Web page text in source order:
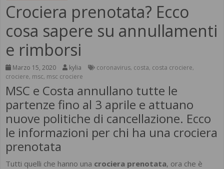
Crociera prenotata? Ecco
cosa sapere su annullamenti
e rimborsi
Marzo 15, 2020 kylia coronavirus, costa, costa crociere,
crociere, msc, msc crociere
MSC e Costa annullano tutte le
partenze fino al 3 aprile e attuano
nuove politiche di cancellazione. Ecco
le informazioni per chi ha una crociera
prenotata
Tutti quelli che hanno una crociera prenotata, ora che è